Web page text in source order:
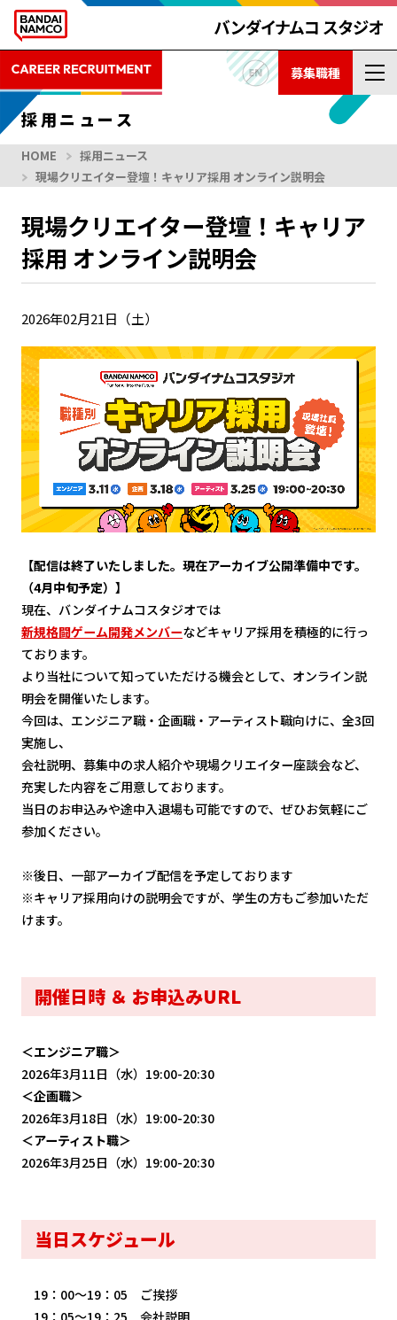
募集職種
採用ニュース
HOME
採用ニュース
現場クリエイター登壇！キャリア採用 オンライン説明会
現場クリエイター登壇！キャリア
採用 オンライン説明会
2026年02月21日（土）
【配信は終了いたしました。現在アーカイブ公開準備中です。
（4月中旬予定）】
現在、バンダイナムコスタジオでは
新規格闘ゲーム開発メンバーなどキャリア採用を積極的に行っ
ております。
より当社について知っていただける機会として、オンライン説
明会を開催いたします。
今回は、エンジニア職・企画職・アーティスト職向けに、全3回
実施し、
会社説明、募集中の求人紹介や現場クリエイター座談会など、
充実した内容をご用意しております。
当日のお申込みや途中入退場も可能ですので、ぜひお気軽にご
参加ください。
※後日、一部アーカイブ配信を予定しております
※キャリア採用向けの説明会ですが、学生の方もご参加いただ
けます。
開催日時 ＆ お申込みURL
＜エンジニア職＞
2026年3月11日（水）19:00-20:30
＜企画職＞
2026年3月18日（水）19:00-20:30
＜アーティスト職＞
2026年3月25日（水）19:00-20:30
当日スケジュール
19：00～19：05 ご挨拶
19：05～19：25 会社説明